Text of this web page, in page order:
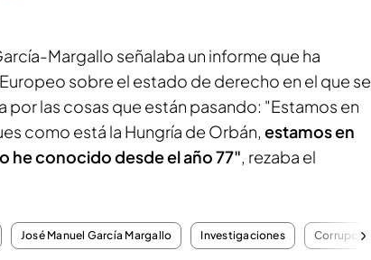
Margallo señalaba un informe que ha
sobre el estado de derecho en el que se
por las cosas que están pasando: "Estamos en
como está la Hungría de Orbán, estamos en
he conocido desde el año 77", rezaba el
José Manuel García Margallo Investigaciones Corrupción